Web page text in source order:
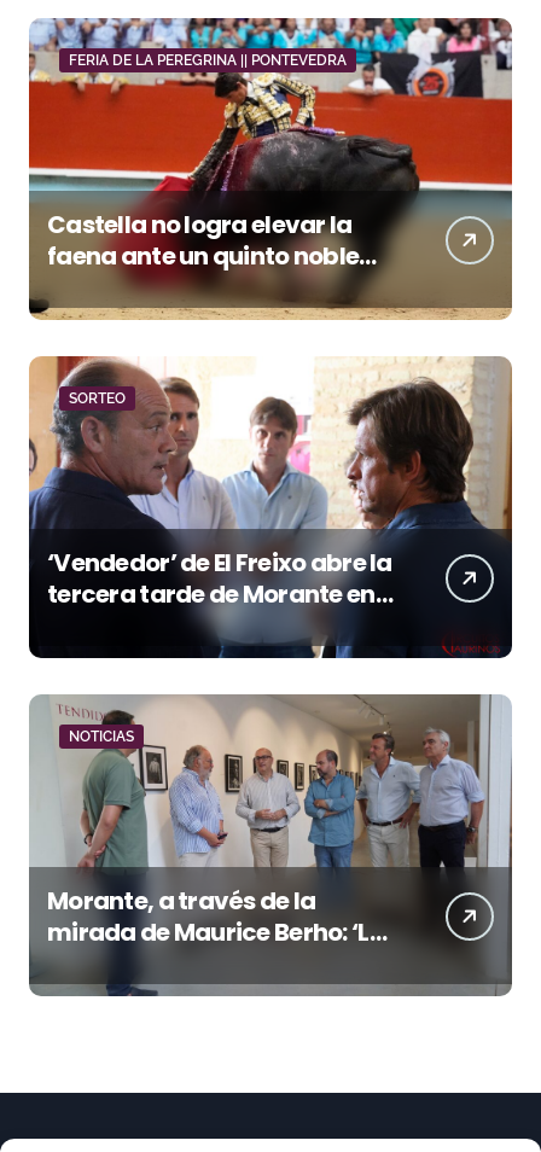
FERIA DE LA PEREGRINA || PONTEVEDRA
Castella no logra elevar la
faena ante un quinto noble
que fue a menos
SORTEO
‘Vendedor’ de El Freixo abre la
tercera tarde de Morante en
la temporada portuense
NOTICIAS
Morante, a través de la
mirada de Maurice Berho: ‘La
belleza del misterio’ llega a La
Malagueta